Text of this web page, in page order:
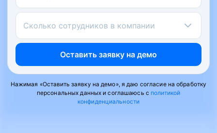
Сколько сотрудников в компании
Оставить заявку на демо
Нажимая «Оставить заявку на демо», я даю согласие на обработку
персональных данных и соглашаюсь с политикой
конфиденциальности